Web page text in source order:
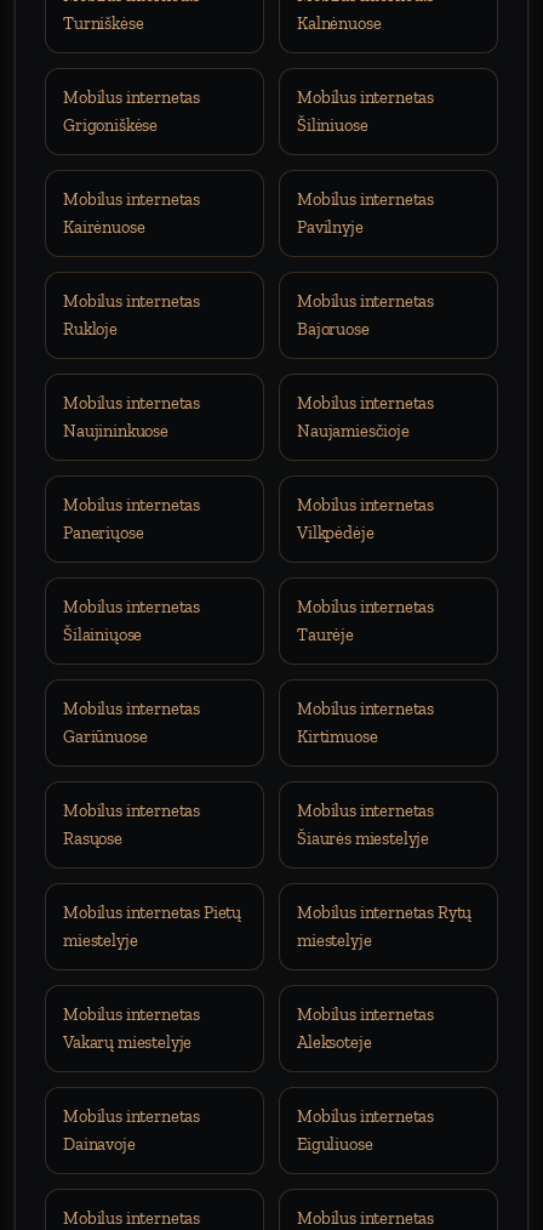
Turniškėse
Kalnėnuose
Mobilus internetas
Grigoniškėse
Mobilus internetas
Šiliniuose
Mobilus internetas
Kairėnuose
Mobilus internetas
Pavilnyje
Mobilus internetas
Rukloje
Mobilus internetas
Bajoruose
Mobilus internetas
Naujininkuose
Mobilus internetas
Naujamiesčioje
Mobilus internetas
Paneriųose
Mobilus internetas
Vilkpėdėje
Mobilus internetas
Šilainiųose
Mobilus internetas
Taurėje
Mobilus internetas
Gariūnuose
Mobilus internetas
Kirtimuose
Mobilus internetas
Rasųose
Mobilus internetas
Šiaurės miestelyje
Mobilus internetas Pietų
miestelyje
Mobilus internetas Rytų
miestelyje
Mobilus internetas
Vakarų miestelyje
Mobilus internetas
Aleksoteje
Mobilus internetas
Dainavoje
Mobilus internetas
Eiguliuose
Mobilus internetas
Mobilus internetas